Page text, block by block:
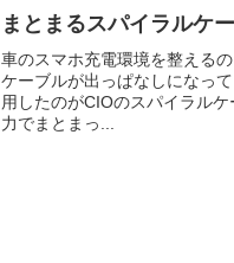
まとまるスパイラルケ
車のスマホ充電環境を整える
ケーブルが出っぱなしになっ
用したのがCIOのスパイラル
力でまとまっ...